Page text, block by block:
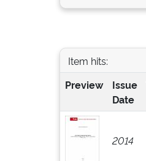
Item hits:
Preview
Issue
Date
2014